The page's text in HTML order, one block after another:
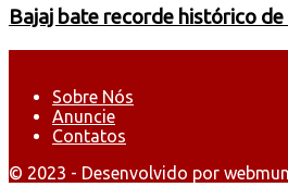
Bajaj bate recorde histórico
Sobre Nós
Anuncie
Contatos
© 2023 - Desenvolvido por